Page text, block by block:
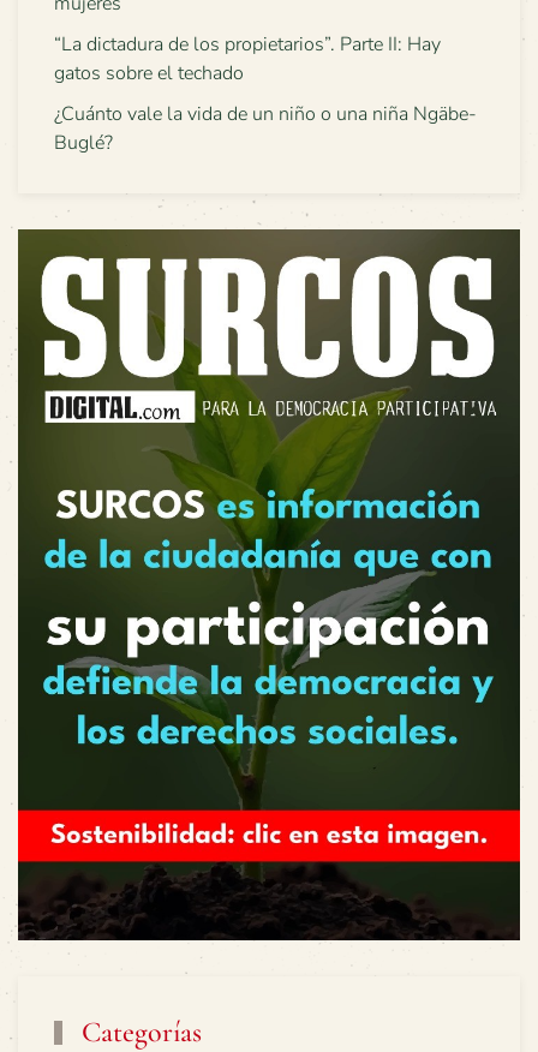
“La dictadura de los propietarios”. Parte II: Hay
gatos sobre el techado
¿Cuánto vale la vida de un niño o una niña Ngäbe-
Buglé?
Categorías